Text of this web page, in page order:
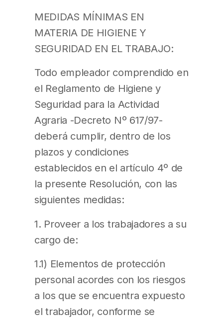
MEDIDAS MÍNIMAS EN
MATERIA DE HIGIENE Y
SEGURIDAD EN EL TRABAJO:
Todo empleador comprendido en
el Reglamento de Higiene y
Seguridad para la Actividad
Agraria -Decreto Nº 617/97-
deberá cumplir, dentro de los
plazos y condiciones
establecidos en el artículo 4º de
la presente Resolución, con las
siguientes medidas:
1. Proveer a los trabajadores a su
cargo de:
1.1) Elementos de protección
personal acordes con los riesgos
a los que se encuentra expuesto
el trabajador, conforme se